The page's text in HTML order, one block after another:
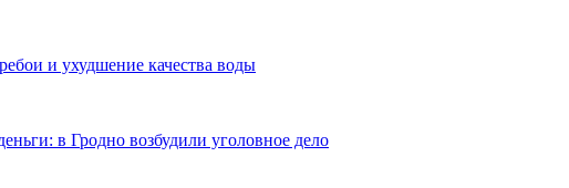
и ухудшение качества воды
в Гродно возбудили уголовное дело